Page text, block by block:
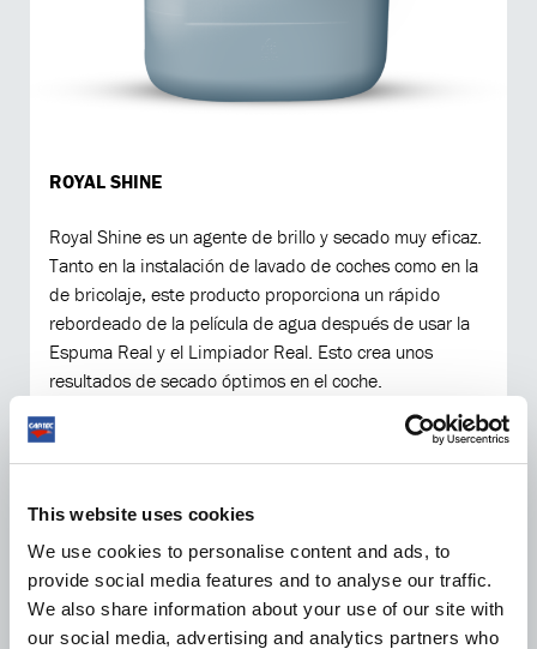
This website uses cookies
We use cookies to personalise content and ads, to
provide social media features and to analyse our traffic.
We also share information about your use of our site with
our social media, advertising and analytics partners who
ROYAL SHINE
Royal Shine es un agente de brillo y secado muy eficaz.
Tanto en la instalación de lavado de coches como en la
de bricolaje, este producto proporciona un rápido
rebordeado de la película de agua después de usar la
Espuma Real y el Limpiador Real. Esto crea unos
resultados de secado óptimos en el coche.
VER EL PRODUCTO